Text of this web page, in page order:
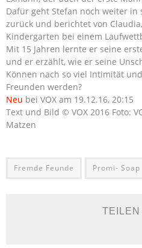
Dafür geht Stefan noch weiter in
zurück und berichtet von
Kindergarten bei einem
Mit 15 Jahren lernte er seine
und er erzählt, wie er seine
Können nach so viel Intimität
Freunden werden?
Neu bei VOX am 19.12.16, 20:15
Text und Bild © VOX 2016 Foto:
Matzen
Fremde Feunde Promi- Soap
TEILEN